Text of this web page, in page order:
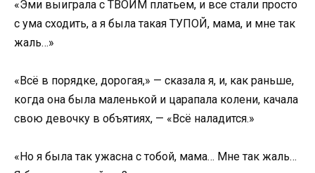
«Эми выиграла с ТВОИМ платьем, и все стали просто
с ума сходить, а я была такая ТУПОЙ, мама, и мне так
жаль…»
«Всё в порядке, дорогая,» — сказала я, и, как раньше,
когда она была маленькой и царапала колени, качала
свою девочку в объятиях, — «Всё наладится.»
«Но я была так ужасна с тобой, мама… Мне так жаль…